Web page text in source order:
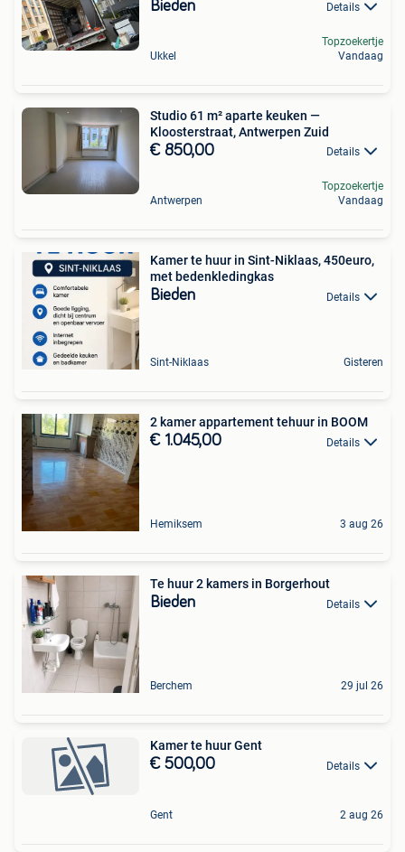
Bieden Details
Ukkel
Topzoekertje
Vandaag
Studio 61 m² aparte keuken —
Kloosterstraat, Antwerpen Zuid
€ 850,00 Details
Antwerpen
Topzoekertje
Vandaag
Kamer te huur in Sint-Niklaas, 450euro,
met bedenkledingkas
Bieden Details
Sint-Niklaas Gisteren
2 kamer appartement tehuur in BOOM
€ 1.045,00 Details
Hemiksem 3 aug 26
Te huur 2 kamers in Borgerhout
Bieden Details
Berchem 29 jul 26
Kamer te huur Gent
€ 500,00 Details
Gent 2 aug 26